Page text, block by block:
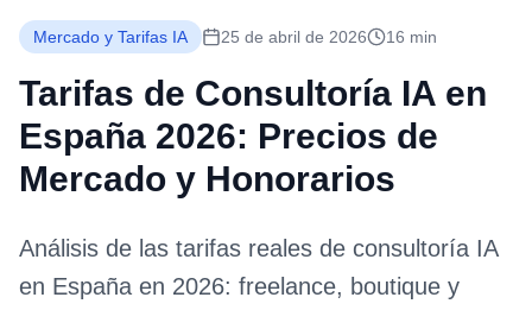
Mercado y Tarifas IA 25 de abril de 2026 16 min
Tarifas de Consultoría IA en
España 2026: Precios de
Mercado y Honorarios
Análisis de las tarifas reales de consultoría IA
en España en 2026: freelance, boutique y